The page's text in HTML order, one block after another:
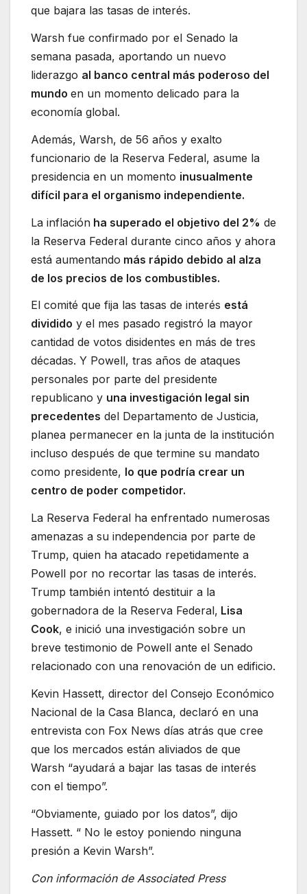
que bajara las tasas de interés.
Warsh fue confirmado por el Senado la
semana pasada, aportando un nuevo
liderazgo al banco central más poderoso del
mundo en un momento delicado para la
economía global.
Además, Warsh, de 56 años y exalto
funcionario de la Reserva Federal, asume la
presidencia en un momento inusualmente
difícil para el organismo independiente.
La inflación ha superado el objetivo del 2% de
la Reserva Federal durante cinco años y ahora
está aumentando más rápido debido al alza
de los precios de los combustibles.
El comité que fija las tasas de interés está
dividido y el mes pasado registró la mayor
cantidad de votos disidentes en más de tres
décadas. Y Powell, tras años de ataques
personales por parte del presidente
republicano y una investigación legal sin
precedentes del Departamento de Justicia,
planea permanecer en la junta de la institución
incluso después de que termine su mandato
como presidente, lo que podría crear un
centro de poder competidor.
La Reserva Federal ha enfrentado numerosas
amenazas a su independencia por parte de
Trump, quien ha atacado repetidamente a
Powell por no recortar las tasas de interés.
Trump también intentó destituir a la
gobernadora de la Reserva Federal, Lisa
Cook, e inició una investigación sobre un
breve testimonio de Powell ante el Senado
relacionado con una renovación de un edificio.
Kevin Hassett, director del Consejo Económico
Nacional de la Casa Blanca, declaró en una
entrevista con Fox News días atrás que cree
que los mercados están aliviados de que
Warsh “ayudará a bajar las tasas de interés
con el tiempo”.
“Obviamente, guiado por los datos”, dijo
Hassett. “ No le estoy poniendo ninguna
presión a Kevin Warsh”.
Con información de Associated Press